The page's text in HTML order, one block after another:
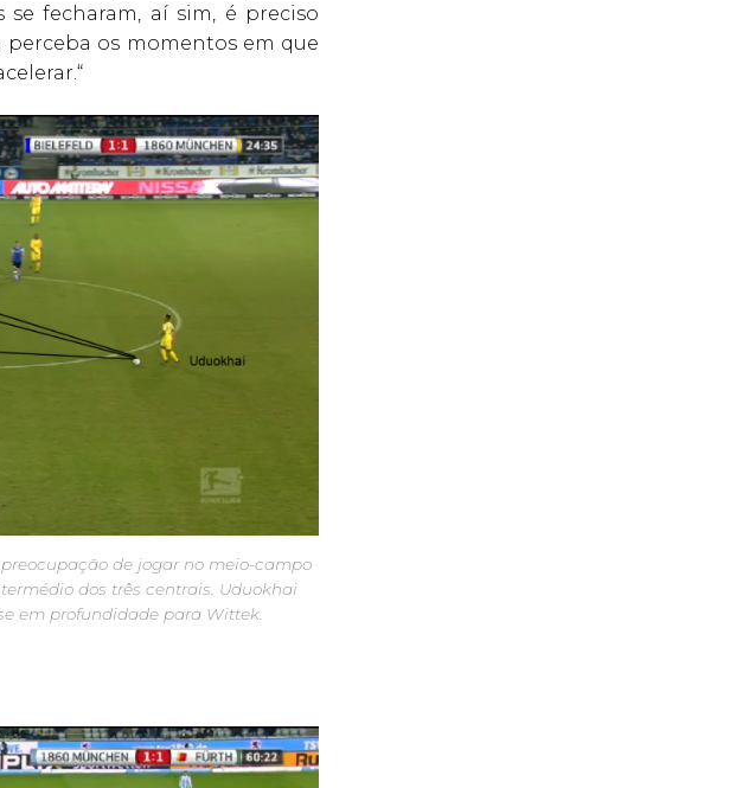
se fecharam, aí sim, é preciso
os momentos em que
de jogar no meio-campo
dos três centrais. Uduokhai
em profundidade para Wittek.